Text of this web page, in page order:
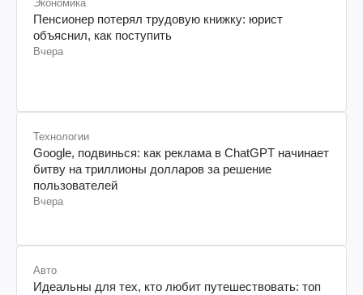
Экономика
Пенсионер потерял трудовую книжку: юрист
объяснил, как поступить
Вчера
Технологии
Google, подвинься: как реклама в ChatGPT начинает
битву на триллионы долларов за решение
пользователей
Вчера
Авто
Идеальны для тех, кто любит путешествовать: топ